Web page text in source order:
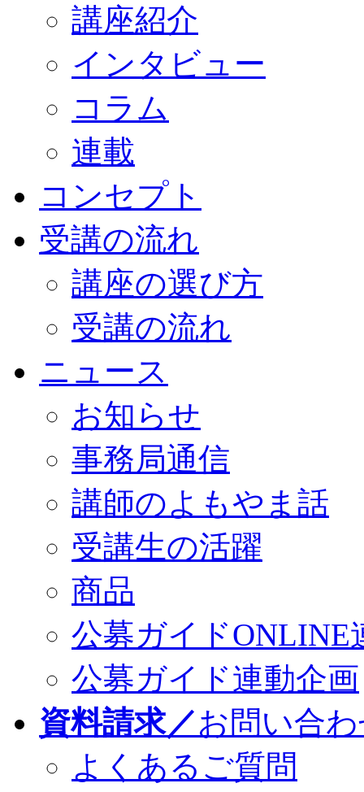
講座紹介
インタビュー
コラム
連載
コンセプト
受講の流れ
講座の選び方
受講の流れ
ニュース
お知らせ
事務局通信
講師のよもやま話
受講生の活躍
商品
公募ガイドONLINE
公募ガイド連動企画
資料請求／お問い合
よくあるご質問